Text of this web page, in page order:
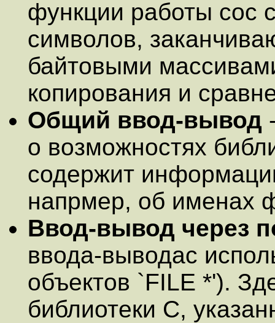
функции работы сос
символов,
байтовыми
копирования и
Общий ввод-вывод
о возможностях
содержит
напрмер, об именах
Ввод-вывод через
ввода-выводас
объектов `FILE *').
библиотеки C,